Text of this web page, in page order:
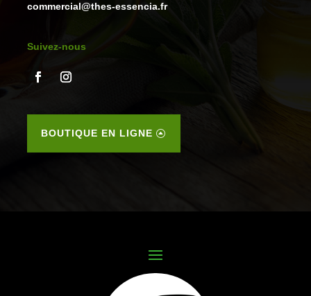
commercial@thes-essencia.fr
Suivez-nous
BOUTIQUE EN LIGNE